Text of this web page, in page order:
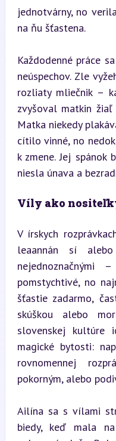
jednotvárny, no
na ňu šťastena.
Každodenné práce
neúspechov. Zle
rozliaty mliečnik –
zvyšoval matkin
Matka niekedy
cítilo vinné, no
k zmene. Jej
niesla únava a
Víly ako
V írskych
leaannán sí alebo
nejednoznačnými
pomstychtivé, no
šťastie zadarmo,
skúškou alebo
slovenskej kultúre
magické bytosti:
rovnomennej
pokorným, alebo
Ailína sa s vílami
biedy, keď mala